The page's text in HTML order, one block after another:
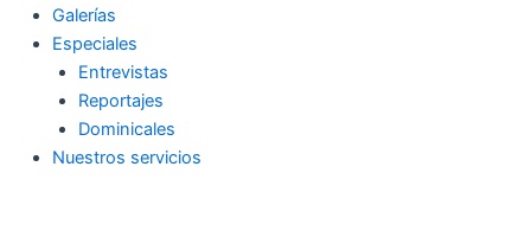
Galerías
Especiales
Entrevistas
Reportajes
Dominicales
Nuestros servicios